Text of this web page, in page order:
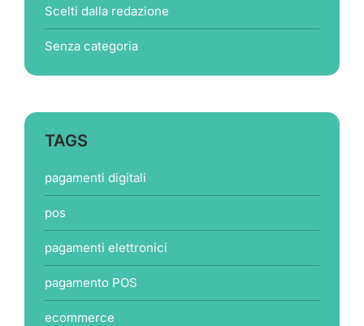
Scelti dalla redazione
Senza categoria
TAGS
pagamenti digitali
pos
pagamenti elettronici
pagamento POS
ecommerce